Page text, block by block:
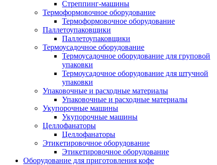
Стреппинг-машины
Термоформовочное оборудование
Термоформовочное оборудование
Паллетоупаковщики
Паллетоупаковщики
Термоусадочное оборудование
Термоусадочное оборудование для груповой
упаковки
Термоусадочное оборудование для штучной
упаковки
Упаковочные и расходные материалы
Упаковочные и расходные материалы
Укупорочные машины
Укупорочные машины
Целлофанаторы
Целлофанаторы
Этикетировочное оборудование
Этикетировочное оборудование
Оборудование для приготовления кофе